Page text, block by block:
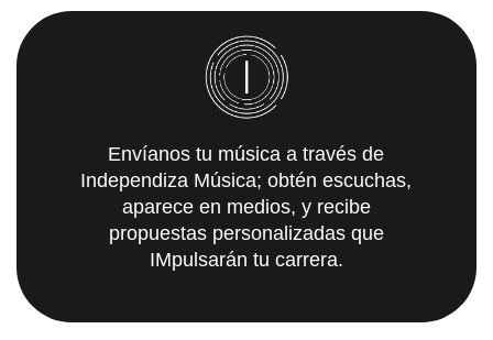
Envíanos tu música a través de
Independiza Música; obtén escuchas,
aparece en medios, y recibe
propuestas personalizadas que
IMpulsarán tu carrera.